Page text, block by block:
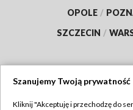
OPOLE /
SZCZECIN /
Szanujemy Twoją prywatność
Kliknij "Akceptuję i przechodzę do